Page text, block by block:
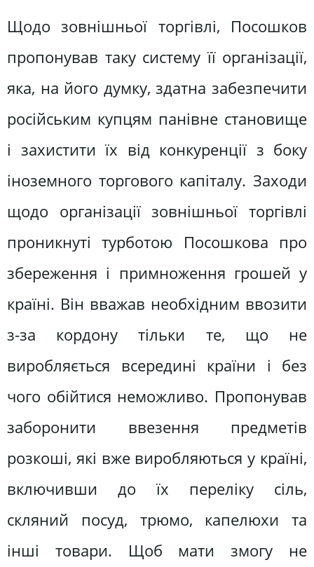
Щодо зовнішньої торгівлі, Посошков
пропонував таку систему її організації,
яка, на його думку, здатна забезпечити
російським купцям панівне становище
і захистити їх від конкуренції з боку
іноземного торгового капіталу. Заходи
щодо організації зовнішньої торгівлі
проникнуті турботою Посошкова про
збереження і примноження грошей у
країні. Він вважав необхідним ввозити
з-за кордону тільки те, що не
виробляється всередині країни і без
чого обійтися неможливо. Пропонував
заборонити ввезення предметів
розкоші, які вже виробляються у країні,
включивши до їх переліку сіль,
скляний посуд, трюмо, капелюхи та
інші товари. Щоб мати змогу не